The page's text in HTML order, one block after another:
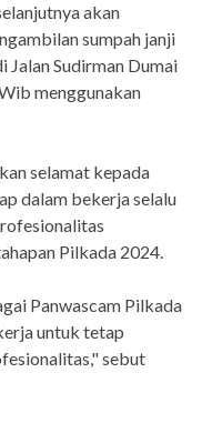
akan
sumpah janji
Jalan Sudirman Dumai
menggunakan
selamat kepada
dalam bekerja selalu
Pilkada 2024.
Panwascam Pilkada
untuk tetap
sebut